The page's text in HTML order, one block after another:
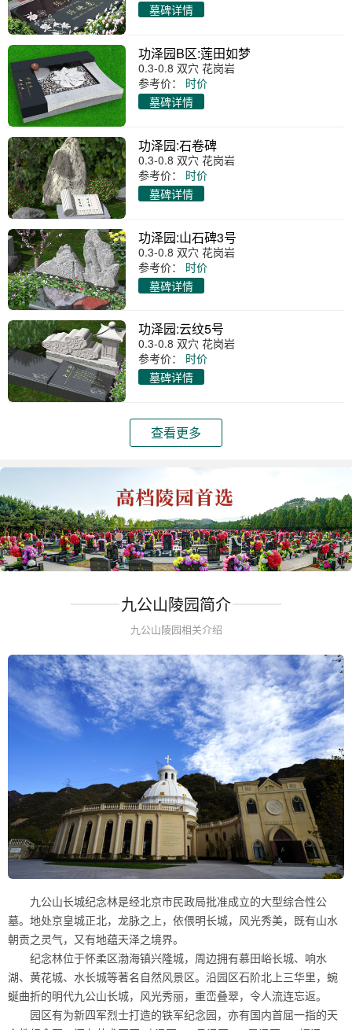
墓碑详情
功泽园B区:莲田如梦
0.3-0.8 双穴 花岗岩
参考价：
时价
墓碑详情
功泽园:石卷碑
0.3-0.8 双穴 花岗岩
参考价：
时价
墓碑详情
功泽园:山石碑3号
0.3-0.8 双穴 花岗岩
参考价：
时价
墓碑详情
功泽园:云纹5号
0.3-0.8 双穴 花岗岩
参考价：
时价
墓碑详情
查看更多
九公山陵园简介
九公山陵园相关介绍
九公山长城纪念林是经北京市民政局批准成立的大型综合性公
墓。地处京皇城正北，龙脉之上，依偎明长城，风光秀美，既有山水
朝贡之灵气，又有地蕴天泽之境界。
纪念林位于怀柔区渤海镇兴隆城，周边拥有慕田峪长城、响水
湖、黄花城、水长城等著名自然风景区。沿园区石阶北上三华里，蜿
蜒曲折的明代九公山长城，风光秀丽，重峦叠翠，令人流连忘返。
园区有为新四军烈士打造的铁军纪念园，亦有国内首屈一指的天